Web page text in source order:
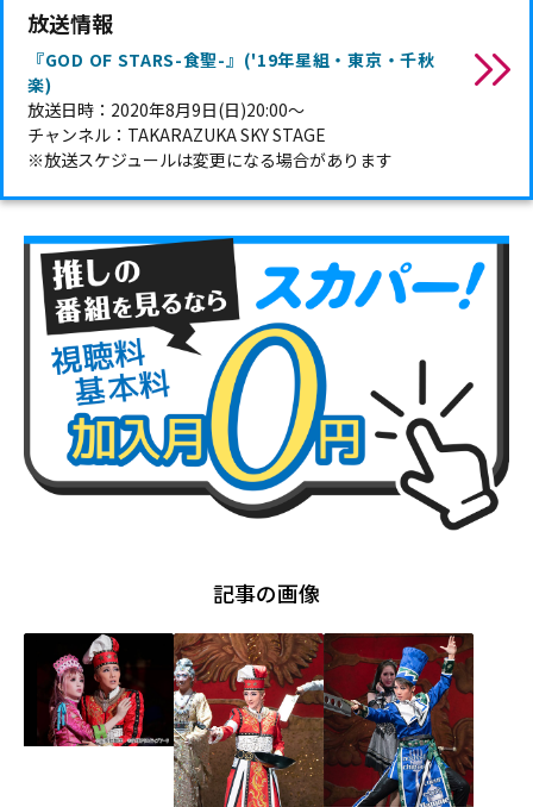
放送情報
『GOD OF STARS-食聖-』('19年星組・東京・千秋
楽)
放送日時：2020年8月9日(日)20:00～
チャンネル：TAKARAZUKA SKY STAGE
※放送スケジュールは変更になる場合があります
記事の画像